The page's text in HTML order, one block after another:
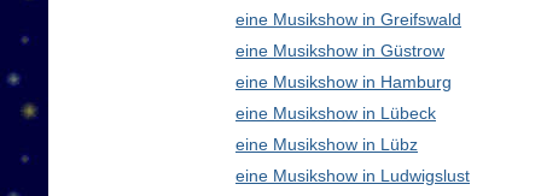
eine Musikshow in Greifswald
eine Musikshow in Güstrow
eine Musikshow in Hamburg
eine Musikshow in Lübeck
eine Musikshow in Lübz
eine Musikshow in Ludwigslust